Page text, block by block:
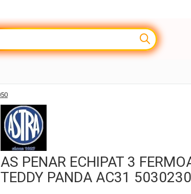
AS PENAR ECHIPAT 3
TEDDY PANDA AC31